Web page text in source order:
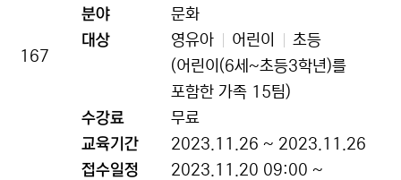
167
분야
문화
대상
영유아 어린이
초등
(어린이(6세~초등3학년)를
포함한 가족 15팀)
수강료
무료
교육기간
2023.11.26 ~ 2023.11.26
접수일정
2023.11.20 09:00 ~